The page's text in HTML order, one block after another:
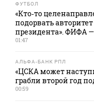
ФУТБОЛ
«Кто‑то
подорвать
президента». ФИФА
01:47
АЛЬФА-БАНК РПЛ
«ЦСКА может
грабли второй год
00:59